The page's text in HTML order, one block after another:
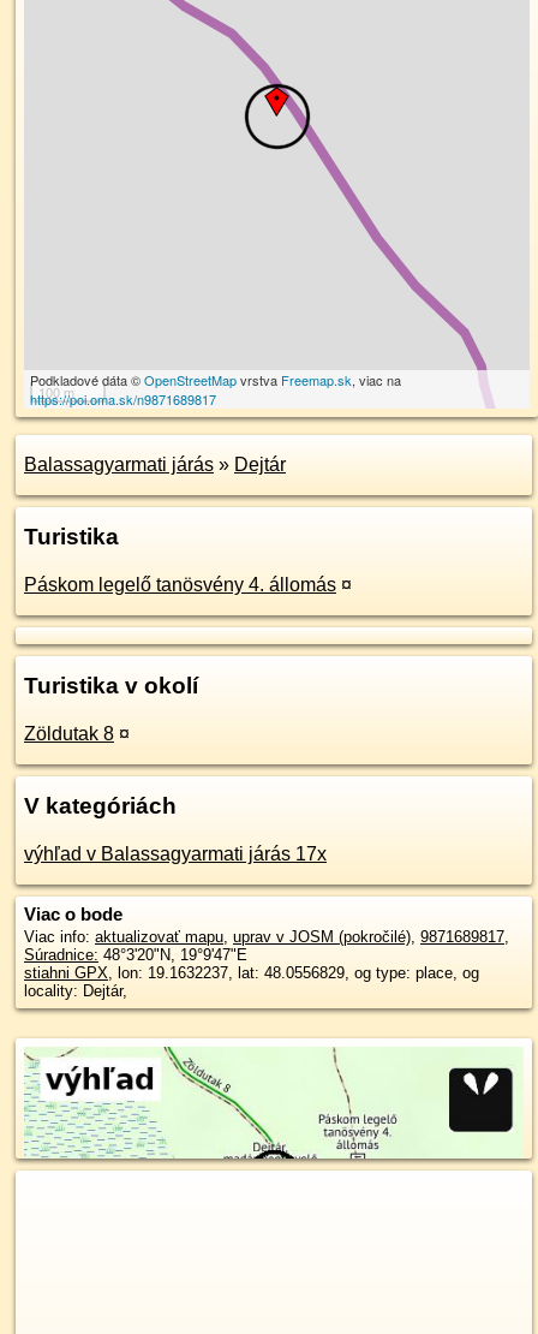
100 m
Podkladové dáta ©OpenStreetMapvrstva Freemap.sk, viac na
https://poi.oma.sk/n9871689817
Balassagyarmati járás » Dejtár
Turistika
Páskom legelő tanösvény 4. állomás ¤
Turistika v okolí
Zöldutak 8 ¤
V kategóriách
výhľad v Balassagyarmati járás 17x
Viac o bode
Viac info: aktualizovať mapu, uprav v JOSM (pokročilé), 9871689817,
Súradnice: 48°3'20"N, 19°9'47"E
stiahni GPX, lon: 19.1632237, lat: 48.0556829, og type: place, og
locality: Dejtár,